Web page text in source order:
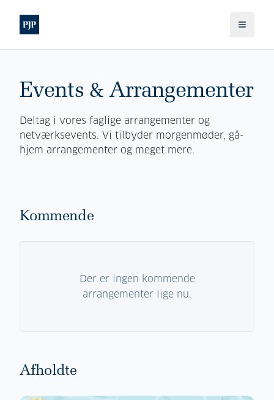
Events & Arrangementer
Deltag i vores faglige arrangementer og
netværksevents. Vi tilbyder morgenmøder, gå-
hjem arrangementer og meget mere.
Kommende
Der er ingen kommende
arrangementer lige nu.
Afholdte